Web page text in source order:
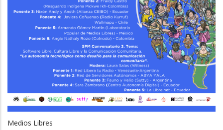
Medios Libres